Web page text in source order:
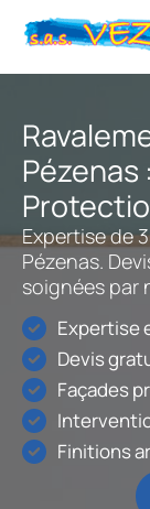
Pézenas
Expertise de
Pézenas.
soignées par
Expertise
Devis
Façades
Finitions